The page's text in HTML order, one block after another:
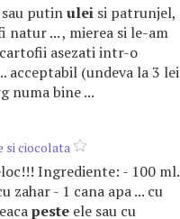
sau putinulei si patrunjel,
natur ... , mierea si le-am
asezati intr-o
acceptabil (undeva la 3 lei
numa bine ...
si ciocolata
Ingrediente: - 100 ml.
zahar - 1 cana apa ... cu
peste ele sau cu